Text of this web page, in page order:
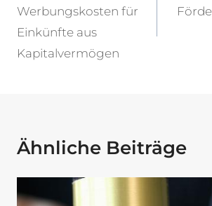
Werbungskosten für
Einkünfte aus
Kapitalvermögen
Ähnliche Beiträge